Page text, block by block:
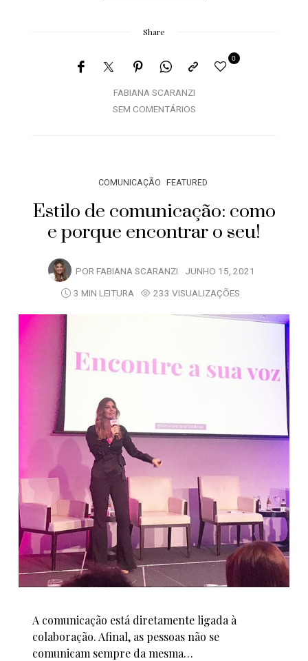
Share
FABIANA SCARANZI
0
SEM COMENTÁRIOS
COMUNICAÇÃO FEATURED
Estilo de comunicação: como
e porque encontrar o seu!
POR FABIANA SCARANZI JUNHO 15, 2021
3 MIN LEITURA
233 VISUALIZAÇÕES
A comunicação está diretamente ligada à
colaboração. Afinal, as pessoas não se
comunicam sempre da mesma…